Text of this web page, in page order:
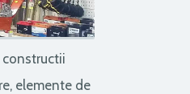
constructii
elemente de